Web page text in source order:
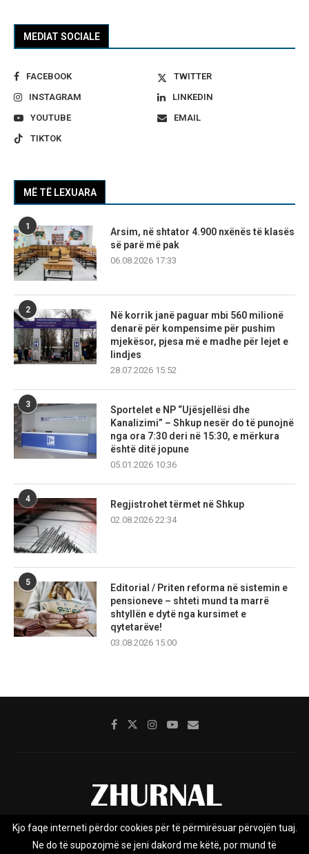
MEDIAT SOCIALE
FACEBOOK
TWITTER
INSTAGRAM
LINKEDIN
YOUTUBE
EMAIL
TIKTOK
MË TË LEXUARA
1
Arsim, në shtator 4.900 nxënës të klasës
së parë më pak
06.08.2026 17:33
2
Në korrik janë paguar mbi 560 milionë
denarë për kompensime për pushim
mjekësor, pjesa më e madhe për lejet e
lindjes
28.07.2026 15:52
3
Sportelet e NP “Ujësjellësi dhe
Kanalizimi” – Shkup nesër do të punojnë
nga ora 7:30 deri në 15:30, e mërkura
është ditë jopune
05.01.2026 10:36
4
Regjistrohet tërmet në Shkup
02.08.2026 22:34
5
Editorial / Priten reforma në sistemin e
pensioneve – shteti mund ta marrë
shtyllën e dytë nga kursimet e
qytetarëve!
03.08.2026 15:00
Rreth nesh Impresumi Marketing
Kjo faqe interneti përdor cookies për të përmirësuar përvojën tuaj.
Ne do të supozojmë se jeni dakord me këtë, por mund të